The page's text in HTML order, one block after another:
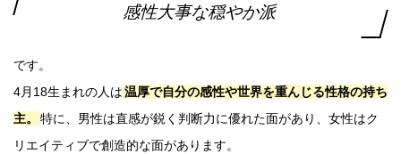
感性大事な穏やか派
です。
4月18生まれの人は温厚で自分の感性や世界を重んじる性格の持ち
主。
特に、男性は直感が鋭く判断力に優れた面があり、女性はク
リエイティブで創造的な面があります。